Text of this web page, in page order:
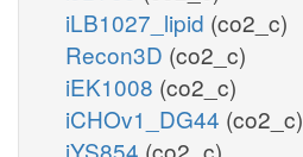
iLB1027_lipid (co2_c)
Recon3D (co2_c)
iEK1008 (co2_c)
iCHOv1_DG44 (co2_c)
iYS854 (co2_c)